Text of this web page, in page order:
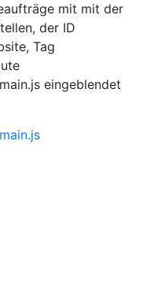
mit mit der
der ID
Tag
eingeblendet